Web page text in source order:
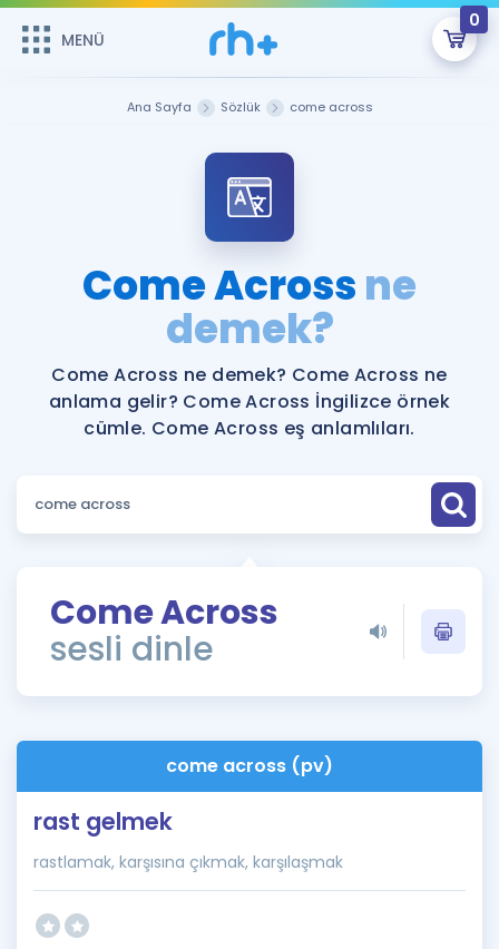
MENÜ
0
Şifremi Hatırlamıyorum
Sepetin Şu An Boş.
Remzi Hoca ile seni sınava hazırlayacak onlarca eğitim seni
bekliyor!
MENÜ
Katılımcı Görüşleri
Faydalı Araçlar
Ücretsiz Kaynaklar
ÖSYM Sınav Takvimi
Kampanyalar
İngilizce Gramer
İngilizce Gramer
Ana Sayfa Sözlük come across
Come Acrossne
demek?
Come Across ne demek? Come Across ne
anlama gelir? Come Across İngilizce örnek
cümle. Come Across eş anlamlıları.
Come Across
sesli dinle
come across (pv)
rast gelmek
rastlamak, karşısına çıkmak, karşılaşmak